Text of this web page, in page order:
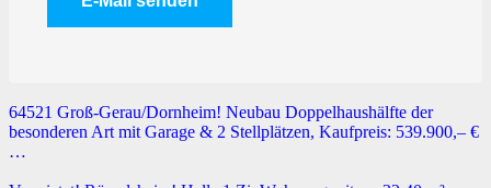
64521 Groß-Gerau/Dornheim! Neubau Doppelhaushälfte der
besonderen Art mit Garage & 2 Stellplätzen, Kaufpreis: 539.900,– €
…